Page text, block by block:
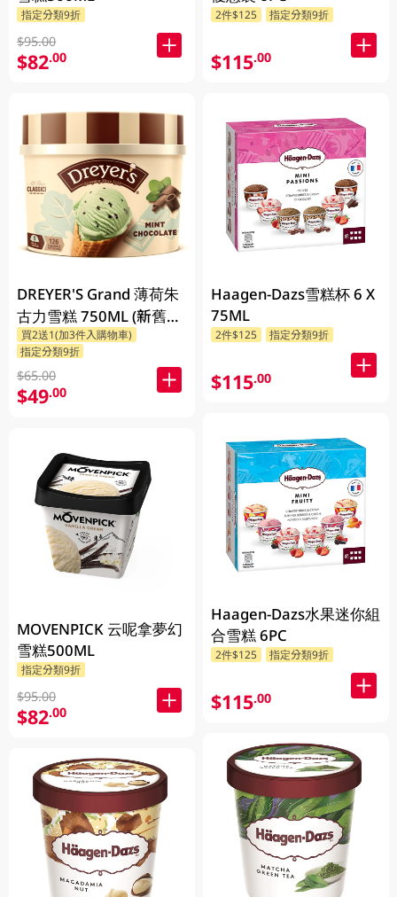
指定分類9折
$95.00
$82.00
DREYER'S Grand 薄荷朱
古力雪糕 750ML (新舊包
裝隨機發貨)
買2送1(加3件入購物車)
指定分類9折
$65.00
$49.00
MOVENPICK 云呢拿夢幻
雪糕500ML
指定分類9折
$95.00
$82.00
2件$125 指定分類9折
$115.00
Haagen-Dazs雪糕杯 6 X
75ML
2件$125 指定分類9折
$115.00
Haagen-Dazs水果迷你組
合雪糕 6PC
2件$125 指定分類9折
$115.00